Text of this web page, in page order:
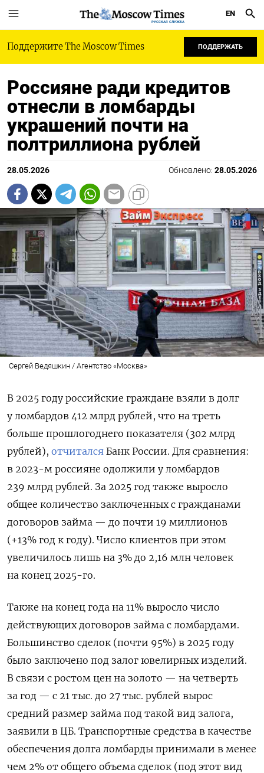
РУССКАЯ СЛУЖБА
EN
Поддержите The Moscow Times ПОДДЕРЖАТЬ
Россияне ради кредитов
отнесли в ломбарды
украшений почти на
полтриллиона рублей
28.05.2026 Обновлено: 28.05.2026
Сергей Ведяшкин / Агентство «Москва»
В 2025 году российские граждане взяли в долг
у ломбардов 412 млрд рублей, что на треть
больше прошлогоднего показателя (302 млрд
рублей), отчитался Банк России. Для сравнения:
в 2023-м россияне одолжили у ломбардов
239 млрд рублей. За 2025 год также выросло
общее количество заключенных с гражданами
договоров займа — до почти 19 миллионов
(+13% год к году). Число клиентов при этом
увеличилось лишь на 3% до 2,16 млн человек
на конец 2025-го.
Также на конец года на 11% выросло число
действующих договоров займа с ломбардами.
Большинство сделок (почти 95%) в 2025 году
было заключено под залог ювелирных изделий.
В связи с ростом цен на золото — на четверть
за год — с 21 тыс. до 27 тыс. рублей вырос
средний размер займа под такой вид залога,
заявили в ЦБ. Транспортные средства в качестве
обеспечения долга ломбарды принимали в менее
чем 2% от общего объема сделок (под этот вид